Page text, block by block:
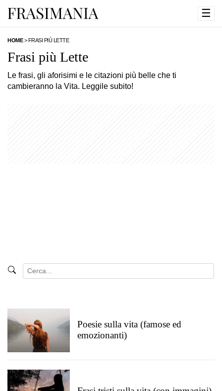
☰
HOME>FRASI PIÙ LETTE
Frasi più Lette
Le frasi, gli aforisimi e le citazioni più belle che ti
cambieranno la Vita. Leggile subito!
Poesie sulla vita (famose ed
emozionanti)